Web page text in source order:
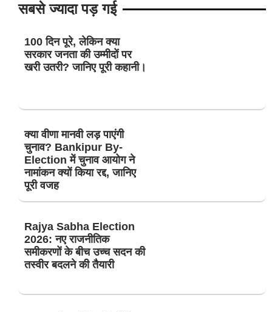
सबसे ज्यादा पड़ गई
100 दिन पूरे, लेकिन क्या
सरकार जनता की उम्मीदों पर
खरी उतरी? जानिए पूरी कहानी।
क्या वीणा मानवी लड़ पाएंगी
चुनाव? Bankipur By-
Election में चुनाव आयोग ने
नामांकन क्यों किया रद्द, जानिए
पूरी वजह
Rajya Sabha Election
2026: नए राजनीतिक
समीकरणों के बीच उच्च सदन की
तस्वीर बदलने की तैयारी